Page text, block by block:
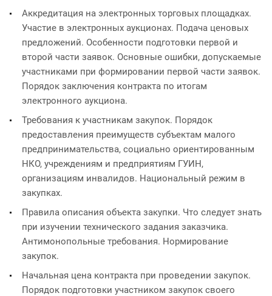
Аккредитация на электронных торговых площадках.
Участие в электронных аукционах. Подача ценовых
предложений. Особенности подготовки первой и
второй части заявок. Основные ошибки, допускаемые
участниками при формировании первой части заявок.
Порядок заключения контракта по итогам
электронного аукциона.
Требования к участникам закупок. Порядок
предоставления преимуществ субъектам малого
предпринимательства, социально ориентированным
НКО, учреждениям и предприятиям ГУИН,
организациям инвалидов. Национальный режим в
закупках.
Правила описания объекта закупки. Что следует знать
при изучении технического задания заказчика.
Антимонопольные требования. Нормирование
закупок.
Начальная цена контракта при проведении закупок.
Порядок подготовки участником закупок своего